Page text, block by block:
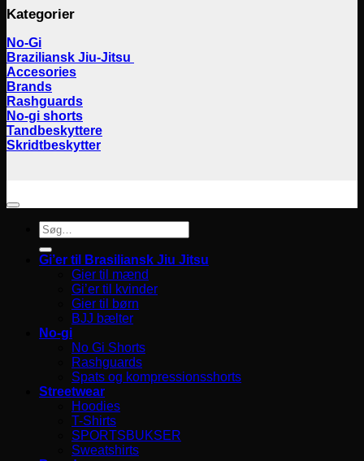
Kategorier
No-Gi
Braziliansk Jiu-Jitsu
Accesories
Brands
Rashguards
No-gi shorts
Tandbeskyttere
Skridtbeskytter
Søg
efter:
Gi’er til Brasiliansk Jiu Jitsu
Gier til mænd
Gi’er til kvinder
Gier til børn
BJJ bælter
No-gi
No Gi Shorts
Rashguards
Spats og kompressionsshorts
Streetwear
Hoodies
T-Shirts
SPORTSBUKSER
Sweatshirts